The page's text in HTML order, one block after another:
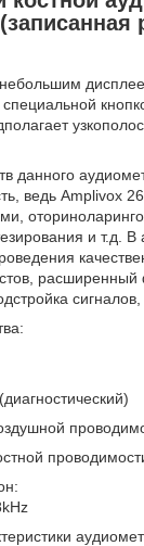
данного
ведь Amplivox
и т.д. В
сигналов,
воздушной
костной